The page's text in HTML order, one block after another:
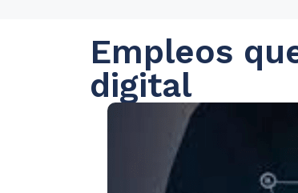
Empleos
digital